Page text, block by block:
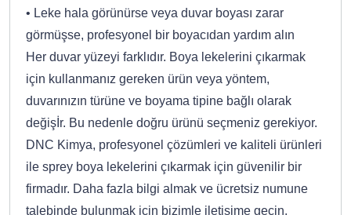
• Leke hala görünürse veya duvar boyası zarar
görmüşse, profesyonel bir boyacıdan yardım alın
Her duvar yüzeyi farklıdır. Boya lekelerini çıkarmak
için kullanmanız gereken ürün veya yöntem,
duvarınızın türüne ve boyama tipine bağlı olarak
değişİr. Bu nedenle doğru ürünü seçmeniz gerekiyor.
DNC Kimya, profesyonel çözümleri ve kaliteli ürünleri
ile sprey boya lekelerini çıkarmak için güvenilir bir
firmadır. Daha fazla bilgi almak ve ücretsiz numune
talebinde bulunmak için bizimle iletişime geçin.